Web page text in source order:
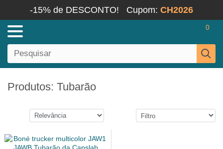
-15% de DESCONTO! Cupom: CH2026
0
Produtos: Tubarão